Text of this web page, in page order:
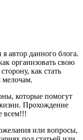
я автор данного блога.
организовать свою
как стать
мелочам.
которые помогут
Прохождение
всем!!!
или вопросы,